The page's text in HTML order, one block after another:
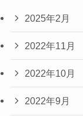
2025年2月
2022年11月
2022年10月
2022年9月